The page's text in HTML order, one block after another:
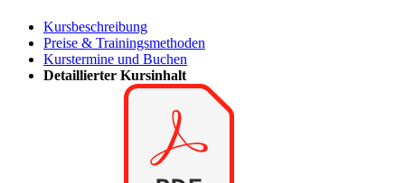
Kursbeschreibung
Preise & Trainingsmethoden
Kurstermine und Buchen
Detaillierter Kursinhalt